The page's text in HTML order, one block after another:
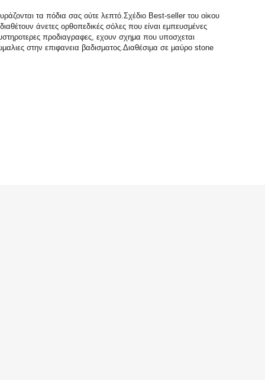
τα πόδια σας ούτε λεπτό.Σχέδιο Best-seller του οίκου
άνετες ορθοπεδικές σόλες που είναι εμπευσμένες
προδιαγραφες, εχουν σχημα που υποσχεται
στην επιφανεια βαδισματος.Διαθέσιμα σε μαύρο stone